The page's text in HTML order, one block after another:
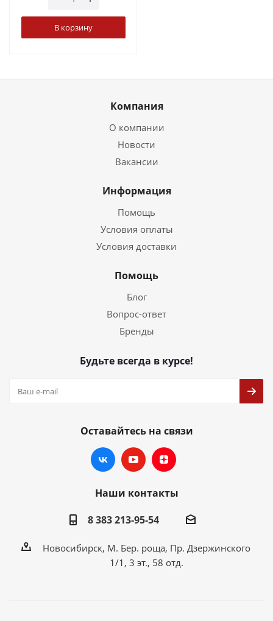
В корзину
Компания
О компании
Новости
Вакансии
Информация
Помощь
Условия оплаты
Условия доставки
Помощь
Блог
Вопрос-ответ
Бренды
Будьте всегда в курсе!
Оставайтесь на связи
Наши контакты
8 383 213-95-54
Новосибирск, М. Бер. роща, Пр. Дзержинского
1/1, 3 эт., 58 отд.